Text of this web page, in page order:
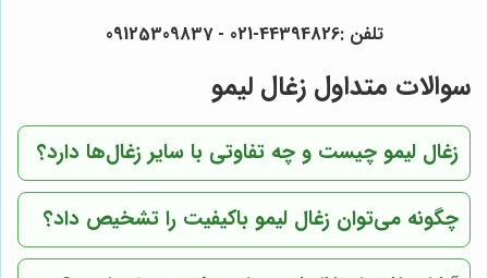
تلفن :44394826-021 - 09125309837
سوالات متداول زغال لیمو
زغال لیمو چیست و چه تفاوتی با سایر زغال‌ها دارد؟
چگونه می‌توان زغال لیمو باکیفیت را تشخیص داد؟